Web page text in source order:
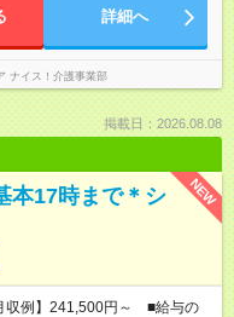
詳細へ
ナイス！介護事業部
掲載日：2026.08.08
NEW
本17時まで＊シ
例】241,500円～ ■給与の